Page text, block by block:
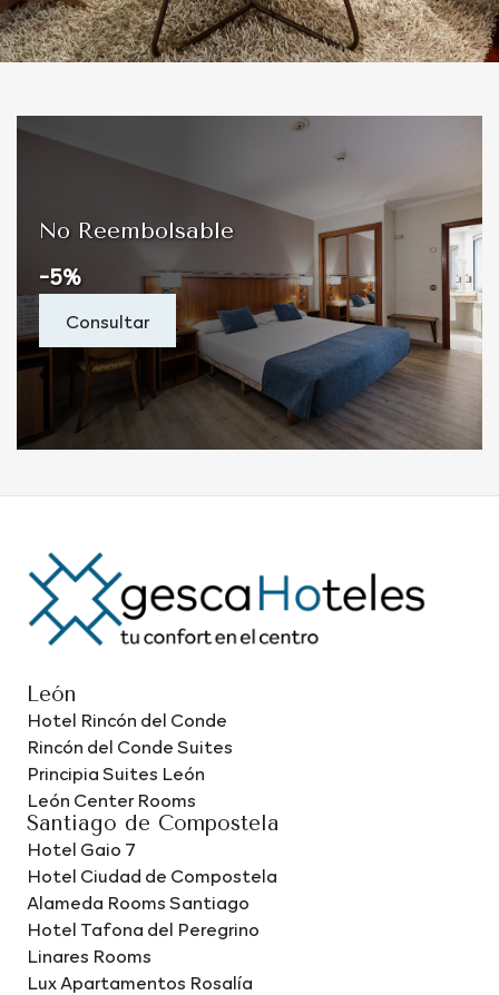
No Reembolsable
-5%
Consultar
León
Hotel Rincón del Conde
Rincón del Conde Suites
Principia Suites León
León Center Rooms
Santiago de Compostela
Hotel Gaio 7
Hotel Ciudad de Compostela
Alameda Rooms Santiago
Hotel Tafona del Peregrino
Linares Rooms
Lux Apartamentos Rosalía